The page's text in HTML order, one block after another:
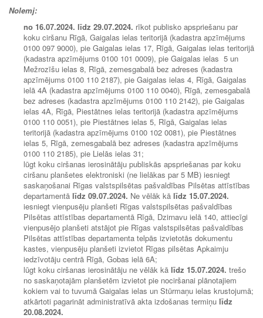
Nolemj:
no 16.07.2024. līdz 29.07.2024. rīkot publisko apspriešanu par
koku ciršanu Rīgā, Gaigalas ielas teritorijā (kadastra apzīmējums
0100 097 9000), pie Gaigalas ielas 17, Rīgā, Gaigalas ielas teritorijā
(kadastra apzīmējums 0100 101 0009), pie Gaigalas ielas 5 un
Mežrozīšu ielas 8, Rīgā, zemesgabalā bez adreses (kadastra
apzīmējums 0100 110 2187), pie Gaigalas ielas 4, Rīgā, Gaigalas
ielā 4A (kadastra apzīmējums 0100 110 0040), Rīgā, zemesgabalā
bez adreses (kadastra apzīmējums 0100 110 2142), pie Gaigalas
ielas 4A, Rīgā, Piestātnes ielas teritorijā (kadastra apzīmējums
0100 110 0051), pie Piestātnes ielas 5, Rīgā, Gaigalas ielas
teritorijā (kadastra apzīmējums 0100 102 0081), pie Piestātnes
ielas 5, Rīgā, zemesgabalā bez adreses (kadastra apzīmējums
0100 110 2185), pie Lielās ielas 31;
lūgt koku ciršanas ierosinātāju publiskās apspriešanas par koku
ciršanu planšetes elektroniski (ne lielākas par 5 MB) iesniegt
saskaņošanai Rīgas valstspilsētas pašvaldības Pilsētas attīstības
departamentā līdz 09.07.2024. Ne vēlāk kā līdz 15.07.2024.
iesniegt vienpusēju planšeti Rīgas valstspilsētas pašvaldības
Pilsētas attīstības departamentā Rīgā, Dzirnavu ielā 140, attiecīgi
vienpusējo planšeti atstājot pie Rīgas valstspilsētas pašvaldības
Pilsētas attīstības departamenta telpās izvietotās dokumentu
kastes, vienpusēju planšeti izvietot Rīgas pilsētas Apkaimju
iedzīvotāju centrā Rīgā, Gobas ielā 6A;
lūgt koku ciršanas ierosinātāju ne vēlāk kā līdz 15.07.2024. trešo
no saskaņotajām planšetēm izvietot pie nociršanai plānotajiem
kokiem vai to tuvumā Gaigalas ielas un Stūrmaņu ielas krustojumā;
atkārtoti pagarināt administratīvā akta izdošanas termiņu līdz
20.08.2024.